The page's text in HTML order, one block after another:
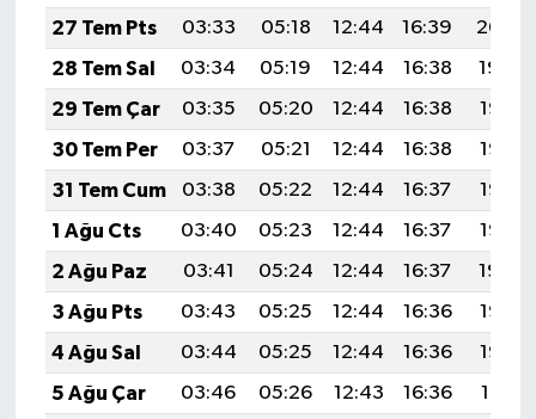
27 Tem Pts
03:33 05:18 12:44 16:39
20:00
28 Tem Sal
03:34 05:19 12:44 16:38
19:59
29 Tem Çar
03:35 05:20 12:44 16:38
19:58
30 Tem Per
03:37 05:21 12:44 16:38
19:57
31 Tem Cum
03:38 05:22 12:44 16:37
19:56
1 Ağu Cts
03:40 05:23 12:44 16:37
19:55
2 Ağu Paz
03:41 05:24 12:44 16:37
19:54
3 Ağu Pts
03:43 05:25 12:44 16:36
19:53
4 Ağu Sal
03:44 05:25 12:44 16:36
19:52
5 Ağu Çar
03:46 05:26 12:43 16:36
19:51